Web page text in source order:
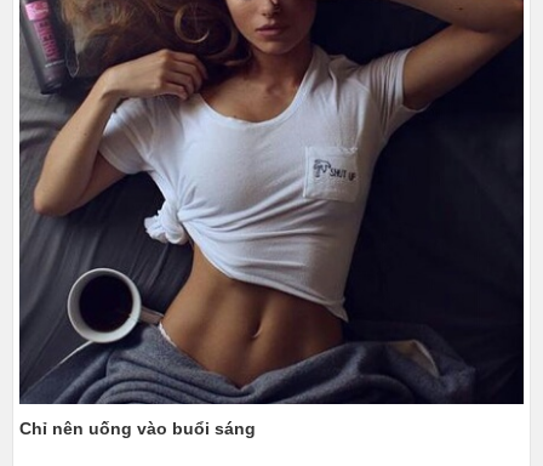
Chỉ nên uống vào buổi sáng